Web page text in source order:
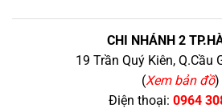
CHI NHÁNH 2
19 Trần Quý Kiên, Q.Cầu
(Xem bản đồ)
Điện thoại: 0964